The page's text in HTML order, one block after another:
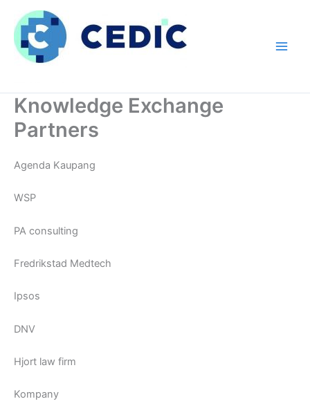
innholdet
Knowledge Exchange
Partners
Agenda Kaupang
WSP
PA consulting
Fredrikstad Medtech
Ipsos
DNV
Hjort law firm
Kompany